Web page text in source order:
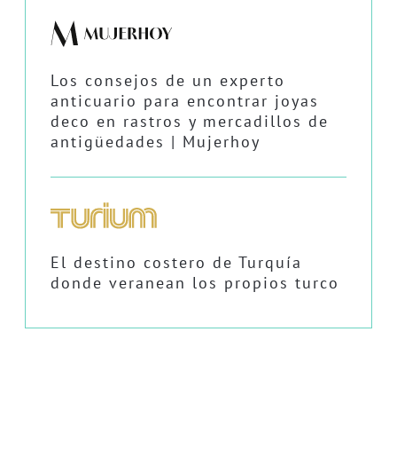
Los consejos de un experto
anticuario para encontrar joyas
deco en rastros y mercadillos de
antigüedades | Mujerhoy
El destino costero de Turquía
donde veranean los propios turco